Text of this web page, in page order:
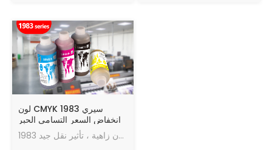
لون CMYK 1983 سيري
انخفاض السعر التسامي الحبر
لورق التسامي
1983 سلسلة حبر التسامي ، تسلسل ممتاز ، لا توصيل أو رش منحني ، غير سامة وصديقة للبيئة ، لون زاهية ، تأثير نقل جيد